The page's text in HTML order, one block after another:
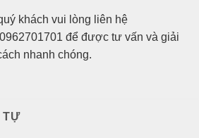
khách vui lòng liên hệ
để được tư vấn và giải
nhanh chóng.
TỰ